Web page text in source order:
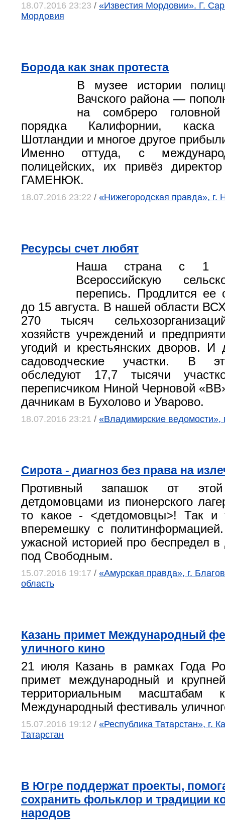
18.07.2016 23:23 / «Известия Мордовии». Г.
Мордовия
Борода как знак протеста
В музее истории
Вачского района —
на сомбреро
порядка Калифорнии, каска
Шотландии и многое другое
Именно оттуда, с
полицейских, их привёз
ГАМЕНЮК.
18.07.2016 23:22 / «Нижегородская правда», г.
Ресурсы счет любят
Наша страна с 1
Всероссийскую
перепись. Продлится ее
до 15 августа. В нашей области
270 тысяч
хозяйств учреждений и
угодий и крестьянских дворов.
садоводческие участки. В
обследуют 17,7 тысячи
переписчиком Ниной Черновой
дачникам в Бухолово и Уварово.
18.07.2016 23:21 / «Владимирские ведомости»,
Сирота - диагноз без права на
Противный запашок от
детдомовцами из пионерского
то какое - <детдомовцы>! Так и
вперемешку с
ужасной историей про беспредел в
под Свободным.
15.07.2016 19:17 / «Амурская правда», г.
область
Казань примет Международный
уличного кино
21 июля Казань в рамках Года
примет международный и
территориальным масштабам
Международный фестиваль
15.07.2016 19:12 / «Республика Татарстан», г.
Татарстан
В Югре поддержат проекты,
сохранить фольклор и традиции
народов